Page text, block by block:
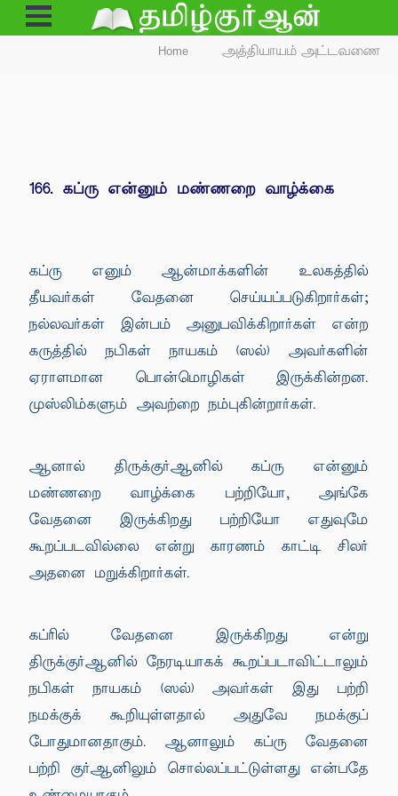
Open
Menu
Home அத்தியாயம் அட்டவணை
166. கப்ரு என்னும் மண்ணறை வாழ்க்கை
கப்ரு எனும் ஆன்மாக்களின் உலகத்தில்
தீயவர்கள் வேதனை செய்யப்படுகிறார்கள்;
நல்லவர்கள் இன்பம் அனுபவிக்கிறார்கள் என்ற
கருத்தில் நபிகள் நாயகம் (ஸல்) அவர்களின்
ஏராளமான பொன்மொழிகள் இருக்கின்றன.
முஸ்லிம்களும் அவற்றை நம்புகின்றார்கள்.
ஆனால் திருக்குர்ஆனில் கப்ரு என்னும்
மண்ணறை வாழ்க்கை பற்றியோ, அங்கே
வேதனை இருக்கிறது பற்றியோ எதுவுமே
கூறப்படவில்லை என்று காரணம் காட்டி சிலர்
அதனை மறுக்கிறார்கள்.
கப்ரில் வேதனை இருக்கிறது என்று
திருக்குர்ஆனில் நேரடியாகக் கூறப்படாவிட்டாலும்
நபிகள் நாயகம் (ஸல்) அவர்கள் இது பற்றி
நமக்குக் கூறியுள்ளதால் அதுவே நமக்குப்
போதுமானதாகும். ஆனாலும் கப்ரு வேதனை
பற்றி குர்ஆனிலும் சொல்லப்பட்டுள்ளது என்பதே